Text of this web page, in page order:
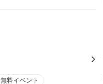
無料イベント